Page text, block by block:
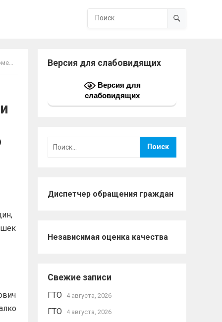
лет. Версия для слабовидящих
Версия для
слабовидящих
Диспетчер обращения граждан
Независимая оценка качества
Свежие записи
ГТО 4 августа, 2026
ГТО 4 августа, 2026